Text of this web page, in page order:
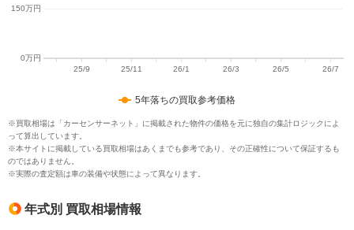
5年落ちの買取参考価格
※買取相場は「カーセンサーネット」に掲載された物件の価格を元に独自の集計ロジックによ
って算出しています。
※本サイトに掲載している買取相場はあくまでも参考であり、その正確性について保証するも
のではありません。
※実際の査定額は車の装備や状態によって異なります。
年式別 買取相場情報